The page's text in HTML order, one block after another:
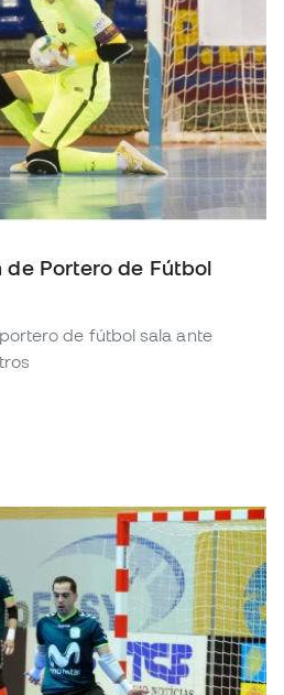
de Portero de Fútbol
de fútbol sala ante